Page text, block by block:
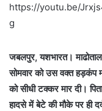
https://youtu.be/
g
जबलपुर, यशभारत।
सोमवार को उस वक्त हड़कंप
को सीधी टक्कर मार दी।
हादसे में बेटे की मौके पर ही